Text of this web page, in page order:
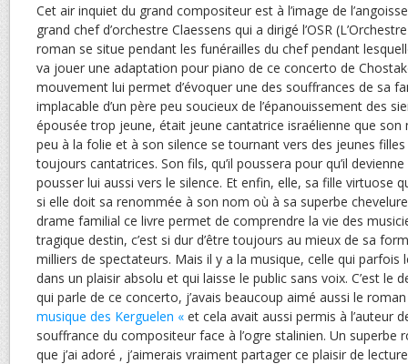
Cet air inquiet du grand compositeur est à l’image de
grand chef d’orchestre Claessens qui a dirigé l’OSR
roman se situe pendant les funérailles du chef pendant
va jouer une adaptation pour piano de ce concerto de
mouvement lui permet d’évoquer une des souffrances de sa
implacable d’un père peu soucieux de l’épanouissement des
épousée trop jeune, était jeune cantatrice israélienne que son
peu à la folie et à son silence se tournant vers des jeunes
toujours cantatrices. Son fils, qu’il poussera pour qu’il devienne
pousser lui aussi vers le silence. Et enfin, elle, sa fille virtuose
si elle doit sa renommée à son nom où à sa superbe
drame familial ce livre permet de comprendre la vie des
tragique destin, c’est si dur d’être toujours au mieux de sa
milliers de spectateurs. Mais il y a la musique, celle qui parfois
dans un plaisir absolu et qui laisse le public sans voix. C’est le
qui parle de ce concerto, j’avais beaucoup aimé aussi le roman
musique des Kerguelen « et cela avait aussi permis à l’auteur
souffrance du compositeur face à l’ogre stalinien. Un superbe
que j’ai adoré , j’aimerais vraiment partager ce plaisir de